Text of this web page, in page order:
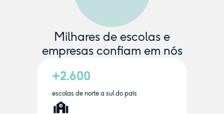
Milhares de escolas e
empresas confiam em nós
+2.600
escolas de norte a sul do país